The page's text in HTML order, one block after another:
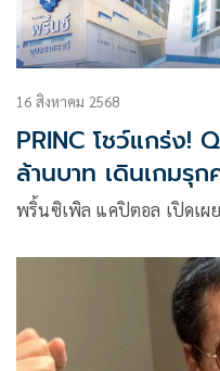
16 สิงหาคม 2568
PRINC โชว์แกร่ง!
ล้านบาท เดินเกมรุ
เงิน
พริ้นซิเพิล แคปิตอล เปิดเผ